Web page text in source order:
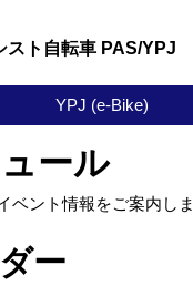
スト自転車 PAS/YPJ
YPJ (e-Bike)
ール
ント情報をご案内しま
ー